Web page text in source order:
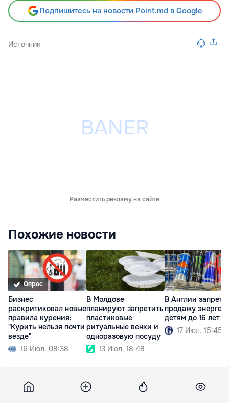
Подпишитесь на новости Point.md в Google
Источник
Разместить рекламу на сайте
Похожие новости
Опрос
Бизнес
раскритиковал новые
правила курения:
"Курить нельзя почти
везде"
16 Июл. 08:38
В Молдове
планируют запретить
пластиковые
ритуальные венки и
одноразовую посуду
13 Июл. 18:48
В Англии
продажу
детям до 16 лет
17 Июл. 15:45
Noi